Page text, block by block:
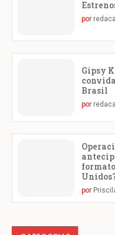
por
Gipsy
Brasil
por
por